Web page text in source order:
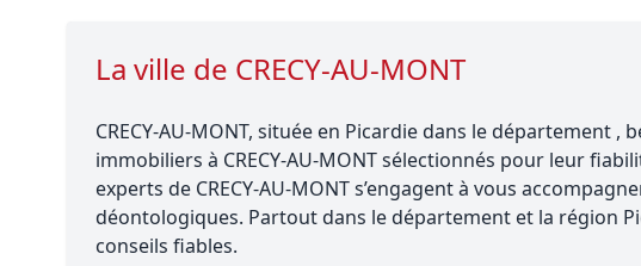
La ville de CRECY-AU-MONT
CRECY-AU-MONT, située en Picardie dans le département ,
immobiliers à CRECY-AU-MONT sélectionnés pour leur
experts de CRECY-AU-MONT s’engagent à vous
déontologiques. Partout dans le département et la région
conseils fiables.